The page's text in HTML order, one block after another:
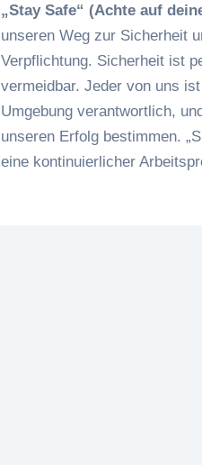
„Stay Safe“ (Achte auf
unseren Weg zur Sicherheit
Verpflichtung. Sicherheit ist
vermeidbar. Jeder von uns
Umgebung verantwortlich,
unseren Erfolg bestimmen.
eine kontinuierlicher